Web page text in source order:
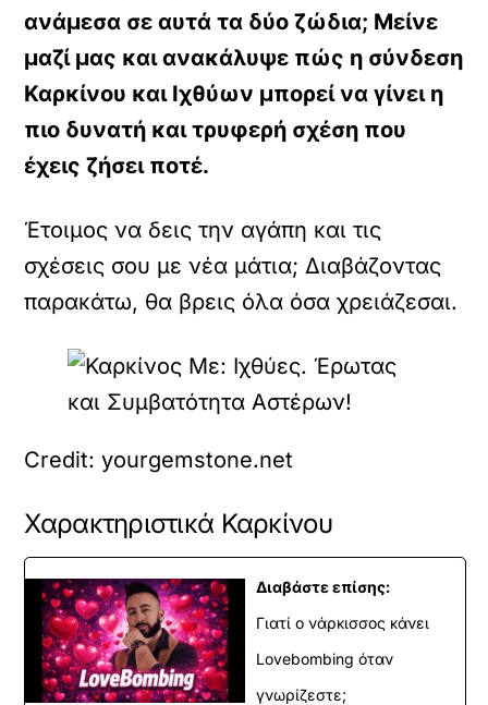
ανάμεσα σε αυτά τα δύο ζώδια; Μείνε
μαζί μας και ανακάλυψε πώς η σύνδεση
Καρκίνου και Ιχθύων μπορεί να γίνει η
πιο δυνατή και τρυφερή σχέση που
έχεις ζήσει ποτέ.
Έτοιμος να δεις την αγάπη και τις
σχέσεις σου με νέα μάτια; Διαβάζοντας
παρακάτω, θα βρεις όλα όσα χρειάζεσαι.
Credit: yourgemstone.net
Χαρακτηριστικά Καρκίνου
Διαβάστε επίσης:
Γιατί ο νάρκισσος κάνει
Lovebombing όταν
γνωρίζεστε;